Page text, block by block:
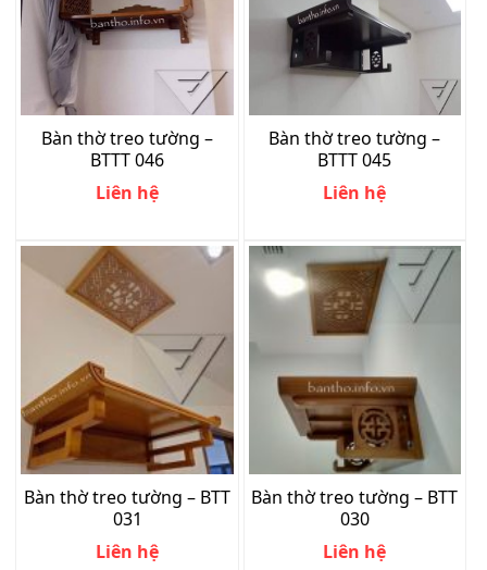
Bàn thờ treo tường –
BTTT 046
Liên hệ
Bàn thờ treo tường –
BTTT 045
Liên hệ
Bàn thờ treo tường – BTT
031
Liên hệ
Bàn thờ treo tường – BTT
030
Liên hệ